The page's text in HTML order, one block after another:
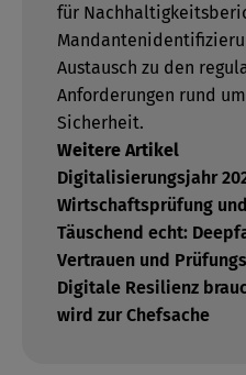
für
Austausch zu den
Anforderungen rund
Sicherheit.
Weitere Artikel
Digitalisierungsjahr
Wirtschaftsprüfung
Täuschend echt:
Vertrauen und
Digitale Resilienz
wird zur Chefsache